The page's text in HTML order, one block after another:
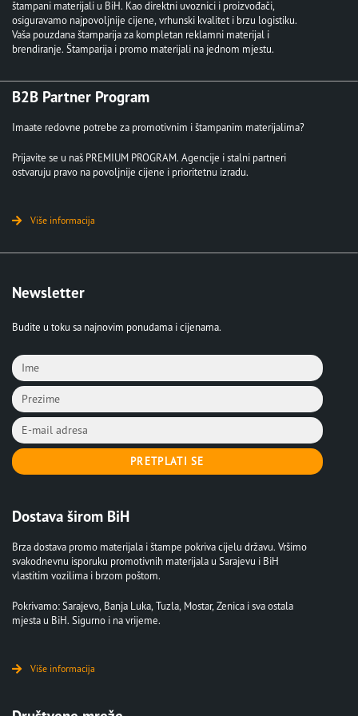
štampani materijali u BiH. Kao direktni uvoznici i proizvođači,
osiguravamo najpovoljnije cijene, vrhunski kvalitet i brzu logistiku.
Vaša pouzdana štamparija za kompletan reklamni materijal i
brendiranje. Štamparija i promo materijali na jednom mjestu.
B2B Partner Program
Imaate redovne potrebe za promotivnim i štampanim materijalima?
Prijavite se u naš PREMIUM PROGRAM. Agencije i stalni partneri
ostvaruju pravo na povoljnije cijene i prioritetnu izradu.
Više informacija
Newsletter
Budite u toku sa najnovim ponudama i cijenama.
PRETPLATI SE
Dostava širom BiH
Brza dostava promo materijala i štampe pokriva cijelu državu. Vršimo
svakodnevnu isporuku promotivnih materijala u Sarajevu i BiH
vlastitim vozilima i brzom poštom.
Pokrivamo: Sarajevo, Banja Luka, Tuzla, Mostar, Zenica i sva ostala
mjesta u BiH. Sigurno i na vrijeme.
Više informacija